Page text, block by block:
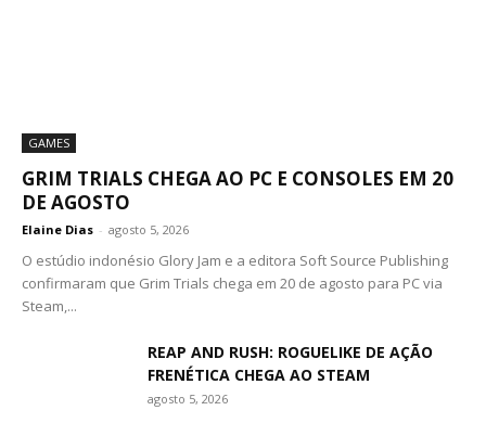
GAMES
GRIM TRIALS CHEGA AO PC E CONSOLES EM 20
DE AGOSTO
Elaine Dias - agosto 5, 2026
O estúdio indonésio Glory Jam e a editora Soft Source Publishing
confirmaram que Grim Trials chega em 20 de agosto para PC via
Steam,...
REAP AND RUSH: ROGUELIKE DE AÇÃO
FRENÉTICA CHEGA AO STEAM
agosto 5, 2026